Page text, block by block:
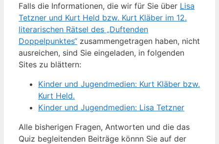
Falls die Informationen, die wir für Sie über Lisa
Tetzner und Kurt Held bzw. Kurt Kläber im 12.
literarischen Rätsel des „Duftenden
Doppelpunktes“ zusammengetragen haben, nicht
ausreichen, sind Sie eingeladen, in folgenden
Sites zu blättern:
Kinder und Jugendmedien: Kurt Kläber bzw.
Kurt Held.
Kinder und Jugendmedien: Lisa Tetzner
Alle bisherigen Fragen, Antworten und die das
Quiz begleitenden Beiträge könnn Sie auf der